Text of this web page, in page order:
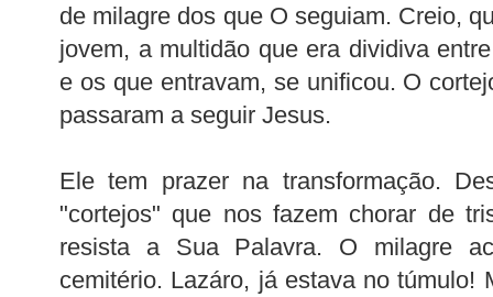
de milagre dos que O seguiam. Creio,
jovem, a multidão que era dividiva
e os que entravam, se unificou. O
passaram a seguir Jesus.
Ele tem prazer na transformação.
"cortejos" que nos fazem chorar de
resista a Sua Palavra. O milagre
cemitério. Lazáro, já estava no túmulo!